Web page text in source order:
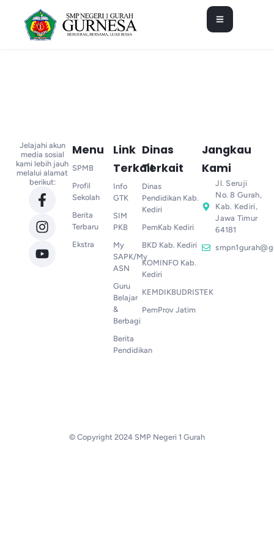
Jelajahi akun
media sosial
kami lebih jauh
melalui alamat
berikut:
Menu
SPMB
Profil
Sekolah
Berita
Terbaru
Ekstra
Link
Terkait
Info
GTK
SIM
PKB
My
SAPK/My
ASN
Guru
Belajar
&
Berbagi
Berita
Pendidikan
Dinas
Terkait
Dinas
Pendidikan Kab.
Kediri
PemKab Kediri
BKD Kab. Kediri
KOMINFO Kab.
Kediri
KEMDIKBUDRISTEK
PemProv Jatim
Jangkau
Kami
Jl. Seruji
No. 8 Gurah,
Kab. Kediri,
Jawa Timur
64181
© Copyright 2024 SMP Negeri 1 Gurah